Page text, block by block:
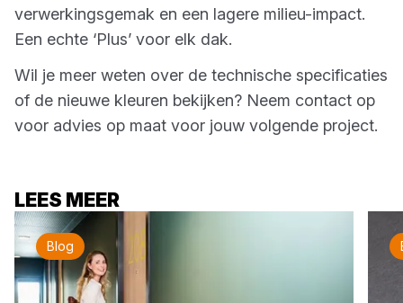
verwerkingsgemak en een lagere milieu-impact.
Een echte ‘Plus’ voor elk dak.
Wil je meer weten over de technische specificaties
of de nieuwe kleuren bekijken? Neem contact op
voor advies op maat voor jouw volgende project.
LEES MEER
Blog